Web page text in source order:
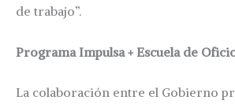
de trabajo”.
Programa Impulsa + Escuela de
La colaboración entre el Gobierno